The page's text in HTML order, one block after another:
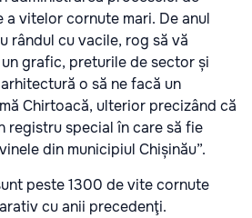
vitelor cornute mari. De anul
rândul cu vacile, rog să vă
grafic, preturile de sector și
o să ne facă un
Chirtoacă, ulterior precizând că
registru special în care să fie
din municipiul Chișinău”.
peste 1300 de vite cornute
cu anii precedenţi.